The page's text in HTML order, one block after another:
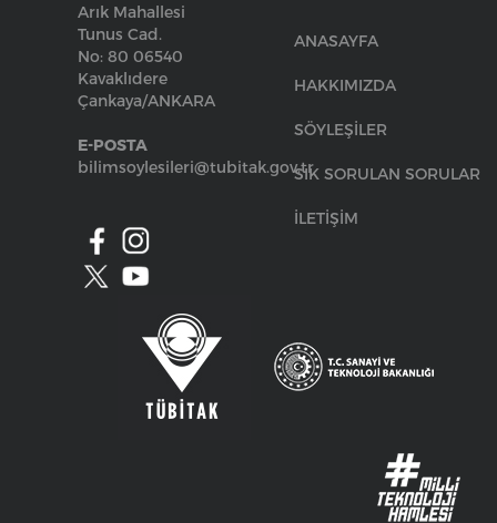
Arık Mahallesi
Tunus Cad.
No: 80 06540
Kavaklıdere
Çankaya/ANKARA
E-POSTA
bilimsoylesileri@tubitak.gov.tr
ANASAYFA
HAKKIMIZDA
SÖYLEŞİLER
SIK SORULAN SORULAR
İLETİŞİM